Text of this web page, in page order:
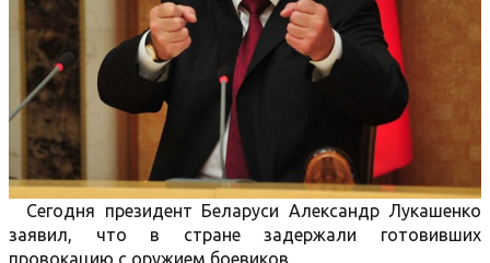
Сегодня президент Беларуси Александр Лукашенко
заявил, что в стране задержали готовивших
провокацию с оружием боевиков.